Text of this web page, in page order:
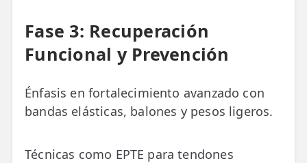
Fase 3: Recuperación
Funcional y Prevención
Énfasis en fortalecimiento avanzado con
bandas elásticas, balones y pesos ligeros.
Técnicas como EPTE para tendones